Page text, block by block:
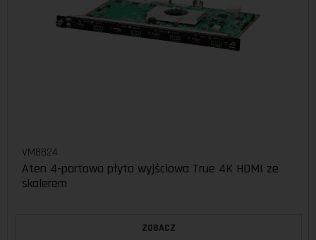
VM8824
Aten 4-portowa płyta wyjściowa True 4K HDMI ze
skalerem
ZOBACZ